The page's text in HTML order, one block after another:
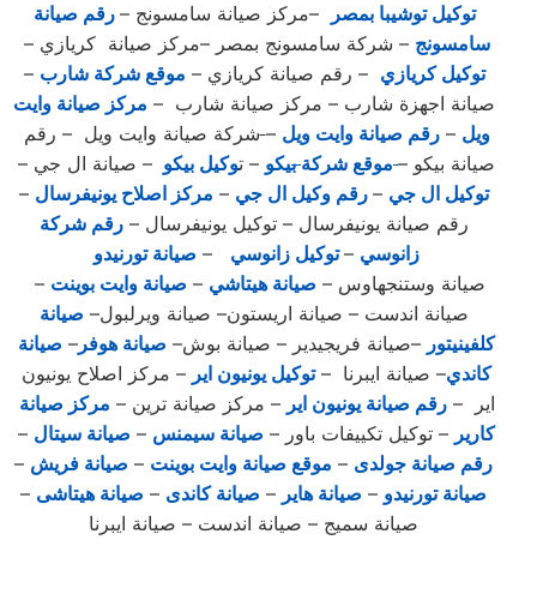
توكيل توشيبا بمصر
–مركز صيانة سامسونج – رقم صيانة
سامسونج – شركة سامسونج بمصر –مركز صيانة كريازي –
توكيل كريازي – رقم صيانة كريازي – موقع شركة شارب –
صيانة اجهزة شارب – مركز صيانة شارب – مركز صيانة وايت
ويل –رقم صيانة وايت ويل – شركة صيانة وايت ويل – رقم
صيانة بيكو – موقع شركةبيكو – توكيل بيكو – صيانة ال جي –
توكيل ال جي – رقم وكيل ال جي – مركز اصلاح يونيفرسال –
رقم صيانة يونيفرسال – توكيل يونيفرسال –رقم شركة
زانوسي –توكيل زانوسي – صيانة تورنيدو
صيانة وستنجهاوس – صيانة هيتاشي – صيانة وايت بوينت –
صيانة اندست – صيانة اريستون– صيانة ويرلبول– صيانة
كلفينيتور –صيانة فريجيدير – صيانة بوش– صيانة هوفر – صيانة
كاندي– صيانة ايبرنا –توكيل يونيون اير – مركز اصلاح يونيون
اير –رقم صيانة يونيون اير – مركز صيانة ترين – مركز صيانة
كارير – توكيل تكييفات باور – صيانة سيمنس – صيانة سيتال –
رقم صيانة جولدى – موقع صيانة وايت بوينت – صيانة فريش –
صيانة تورنيدو – صيانة هاير – صيانة كاندى – صيانة هيتاشى –
صيانة سميج – صيانة اندست – صيانة ايبرنا